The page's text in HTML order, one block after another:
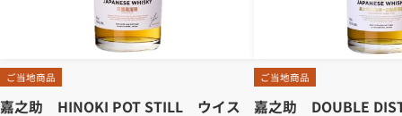
ご当地商品
嘉之助 HINOKI POT STILL ウイス
ご当地商品
嘉之助 DOUBLE